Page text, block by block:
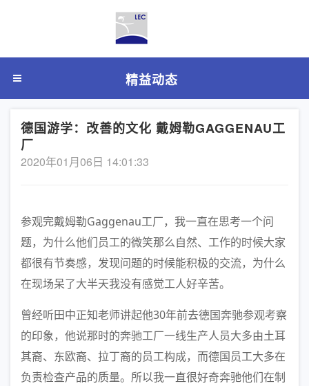
精益动态
德国游学：改善的文化 戴姆勒GAGGENAU工
厂
2020年01月06日 14:01:33
参观完戴姆勒Gaggenau工厂，我一直在思考一个问
题，为什么他们员工的微笑那么自然、工作的时候大家
都很有节奏感，发现问题的时候能积极的交流，为什么
在现场呆了大半天我没有感觉工人好辛苦。
曾经听田中正知老师讲起他30年前去德国奔驰参观考察
的印象，他说那时的奔驰工厂一线生产人员大多由土耳
其裔、东欧裔、拉丁裔的员工构成，而德国员工大多在
负责检查产品的质量。所以我一直很好奇奔驰他们在制